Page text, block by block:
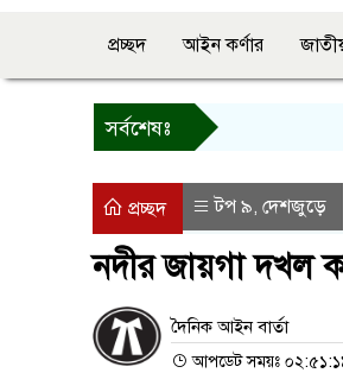
প্রচ্ছদ আইন কর্ণার
সর্বশেষঃ
প্রচ্ছদ টপ ৯, দেশজুড়ে
নদীর জায়গা দখল
দৈনিক আইন বার্তা
আপডেট সময়ঃ